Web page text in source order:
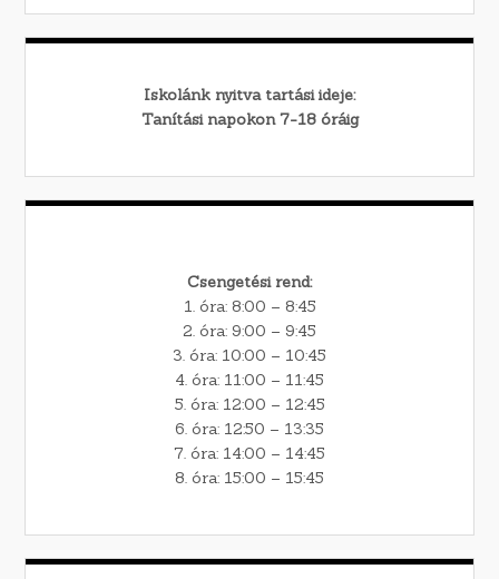
Iskolánk nyitva tartási ideje:
Tanítási napokon 7-18 óráig
Csengetési rend:
1. óra: 8:00 – 8:45
2. óra: 9:00 – 9:45
3. óra: 10:00 – 10:45
4. óra: 11:00 – 11:45
5. óra: 12:00 – 12:45
6. óra: 12:50 – 13:35
7. óra: 14:00 – 14:45
8. óra: 15:00 – 15:45